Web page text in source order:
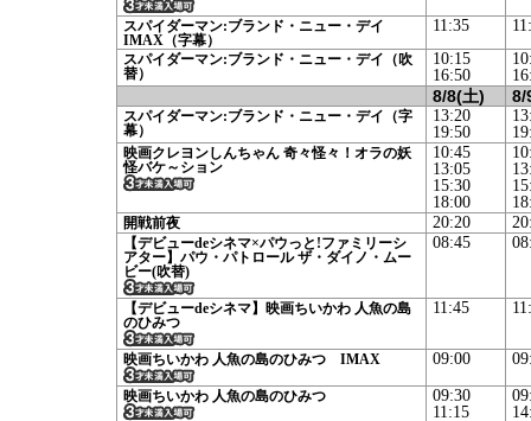
スパイダーマン:ブランド・ニュー・デイ
IMAX（字幕）
11:35
スパイダーマン:ブランド・ニュー・デイ（吹
替）
10:15
16:50
8/8(土) 8/
スパイダーマン:ブランド・ニュー・デイ（字
幕）
13:20
19:50
映画クレヨンしんちゃん 奇々怪々！オラの妖
怪バケ～ション
10:45
13:05
15:30
18:00
開戦前夜 20:20
【デビューdeシネマ×パウっと!ファミリーシ
アター】パウ・パトロール ザ・ダイノ・ムー
ビー(吹替)
08:45
【デビューdeシネマ】映画ちいかわ 人魚の島
のひみつ
11:45
映画ちいかわ 人魚の島のひみつ IMAX 09:00
映画ちいかわ 人魚の島のひみつ
09:30
11:15